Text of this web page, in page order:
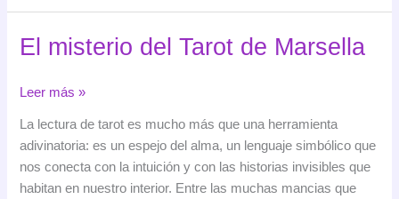
El misterio del Tarot de Marsella
El
Leer más »
La lectura de tarot es mucho más que una herramienta
adivinatoria: es un espejo del alma, un lenguaje simbólico que
nos conecta con la intuición y con las historias invisibles que
habitan en nuestro interior. Entre las muchas mancias que